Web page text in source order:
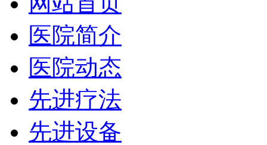
医院简介
医院动态
先进疗法
先进设备